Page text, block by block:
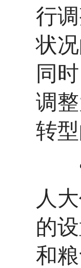
行
状
同
调
转
“
人
的
和